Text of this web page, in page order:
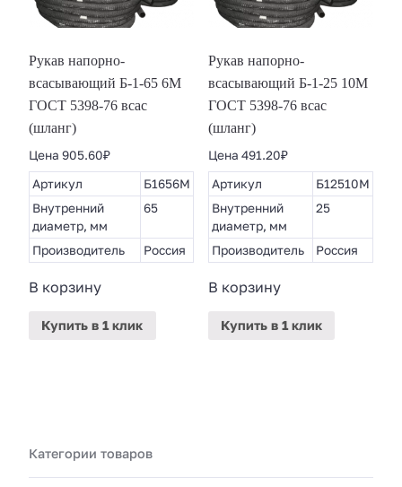
Рукав напорно-
всасывающий Б-1-65 6М
ГОСТ 5398-76 всас
(шланг)
Цена 905.60₽
Артикул
Б1656М
Внутренний
диаметр, мм
65
Производитель Россия
В корзину
Купить в 1 клик
Рукав напорно-
всасывающий Б-1-25 10М
ГОСТ 5398-76 всас
(шланг)
Цена 491.20₽
Артикул
Б12510М
Внутренний
диаметр, мм
25
Производитель Россия
В корзину
Купить в 1 клик
Категории товаров